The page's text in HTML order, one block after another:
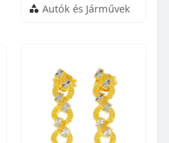
Autók és Járművek